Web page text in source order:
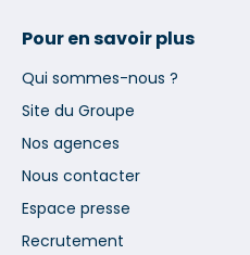
Pour en savoir plus
Qui sommes-nous ?
Site du Groupe
Nos agences
Nous contacter
Espace presse
Recrutement